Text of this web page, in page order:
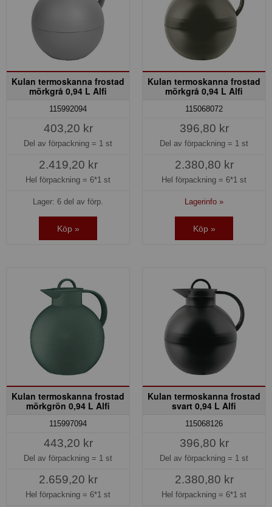
Kulan termoskanna frostad
mörkgrå 0,94 L Alfi
115992094
403,20 kr
Del av förpackning = 1 st
2.419,20 kr
Hel förpackning = 6*1 st
Lager: 6 del av förp.
Köp »
Kulan termoskanna frostad
mörkgrå 0,94 L Alfi
115068072
396,80 kr
Del av förpackning = 1 st
2.380,80 kr
Hel förpackning = 6*1 st
Lagerinfo »
Köp »
Kulan termoskanna frostad
mörkgrön 0,94 L Alfi
115997094
443,20 kr
Del av förpackning = 1 st
2.659,20 kr
Hel förpackning = 6*1 st
Kulan termoskanna frostad
svart 0,94 L Alfi
115068126
396,80 kr
Del av förpackning = 1 st
2.380,80 kr
Hel förpackning = 6*1 st